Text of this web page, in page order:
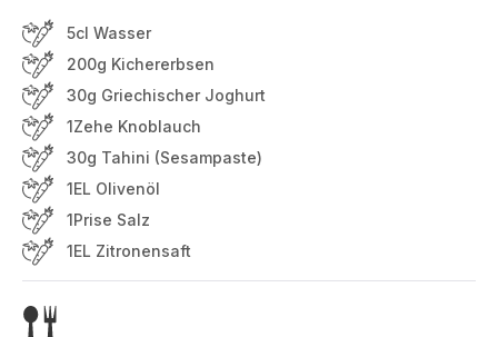
5cl Wasser
200g Kichererbsen
30g Griechischer Joghurt
1Zehe Knoblauch
30g Tahini (Sesampaste)
1EL Olivenöl
1Prise Salz
1EL Zitronensaft